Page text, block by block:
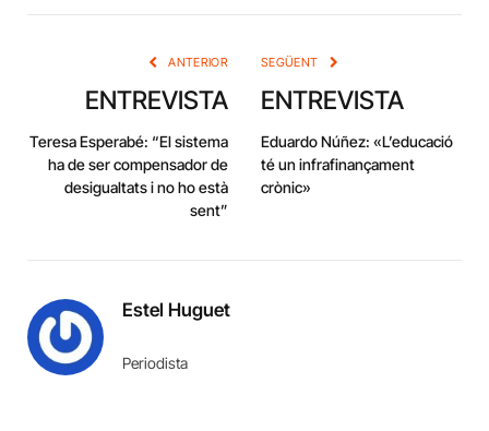
ANTERIOR
ENTREVISTA
Teresa Esperabé: “El sistema
ha de ser compensador de
desigualtats i no ho està
sent”
SEGÜENT
ENTREVISTA
Eduardo Núñez: «L’educació
té un infrafinançament
crònic»
Estel Huguet
Periodista